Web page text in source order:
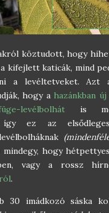
köztudott, hogy
kifejlett katicák, mind
a levéltetveket. Azt
hogy a hazánkban
levélbolhátis
így ez az
hogy
vagy a rossz
.
30 imádkozó sáska